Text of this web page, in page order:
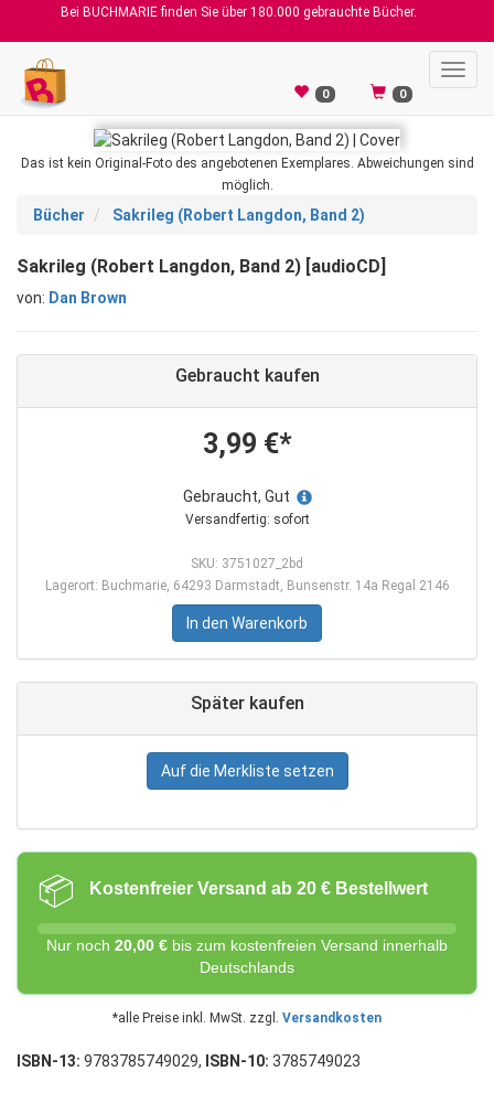
Bei BUCHMARIE finden Sie über 180.000 gebrauchte Bücher.
0 0
Das ist kein Original-Foto des angebotenen Exemplares. Abweichungen sind
möglich.
Bücher Sakrileg (Robert Langdon, Band 2)
Sakrileg (Robert Langdon, Band 2) [audioCD]
von: Dan Brown
Gebraucht kaufen
3,99 €*
Gebraucht, Gut
Versandfertig: sofort
SKU: 3751027_2bd
Lagerort: Buchmarie, 64293 Darmstadt, Bunsenstr. 14a Regal 2146
In den Warenkorb
Später kaufen
Auf die Merkliste setzen
📦 Kostenfreier Versand ab 20 € Bestellwert
Nur noch 20,00 € bis zum kostenfreien Versand innerhalb
Deutschlands
*alle Preise inkl. MwSt. zzgl. Versandkosten
ISBN-13: 9783785749029, ISBN-10: 3785749023